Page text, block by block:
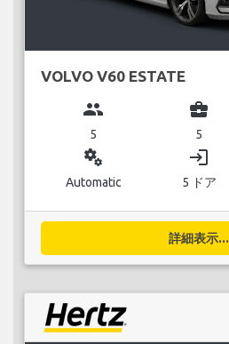
VOLVO V60 ESTATE
group
5
business_center
5
miscellaneous_services
Automatic
login
5 ドア
詳細表示...